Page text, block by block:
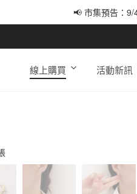
📢 市集預告：
線上購買 活動新訊